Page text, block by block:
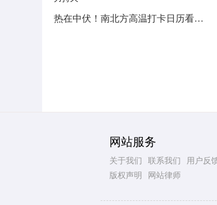
热在中伏！南北方高温打卡日历看哪里热力持久
网站服务
关于我们 联系我们
用户反
版权声明
网站律师